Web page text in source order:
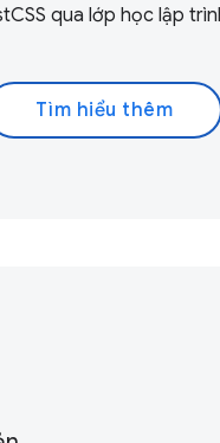
qua lớp học lập
Tìm hiểu thêm